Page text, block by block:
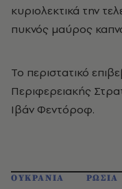
κυριολεκτικά την
πυκνός μαύρος
Το περιστατικό
Περιφερειακής
Ιβάν Φεντόροφ.
ΟΥΚΡΑΝΙΑ ΡΩΣΙΑ